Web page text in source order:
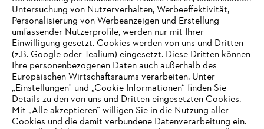
Unternehmen
Untersuchung von Nutzerverhalten, Werbeeffektivität,
Personalisierung von Werbeanzeigen und Erstellung
umfassender Nutzerprofile, werden nur mit Ihrer
Einwilligung gesetzt. Cookies werden von uns und Dritten
(z.B. Google oder Tealium) eingesetzt. Diese Dritten können
Ihre personenbezogenen Daten auch außerhalb des
Europäischen Wirtschaftsraums verarbeiten. Unter
„Einstellungen" und „Cookie Informationen“ finden Sie
Details zu den von uns und Dritten eingesetzten Cookies.
Mit „Alle akzeptieren“ willigen Sie in die Nutzung aller
Cookies und die damit verbundene Datenverarbeitung ein.